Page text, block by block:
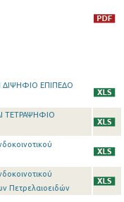
ΔΙΨΗΦΙΟ ΕΠΙΠΕΔΟ
ΤΕΤΡΑΨΗΦΙΟ
Πετρελαιοειδών